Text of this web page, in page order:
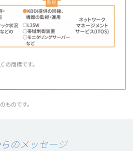
の商標です。
ものです。
のメッセージ